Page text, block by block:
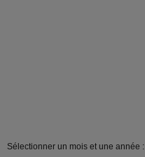
Sélectionner un mois et une année :